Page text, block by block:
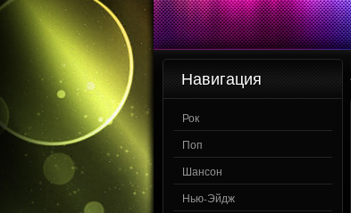
Навигация
Рок
Поп
Шансон
Нью-Эйдж